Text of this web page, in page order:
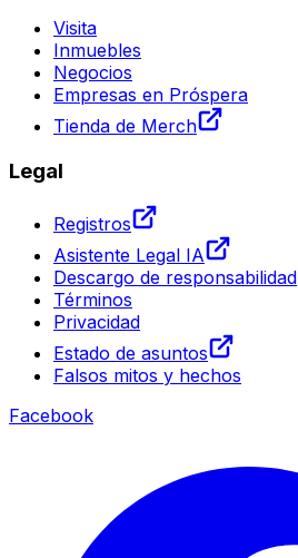
Visita
Inmuebles
Negocios
Empresas en Próspera
Tienda de Merch
Legal
Registros
Asistente Legal IA
Descargo de responsabilidad
Términos
Privacidad
Estado de asuntos
Falsos mitos y hechos
Facebook